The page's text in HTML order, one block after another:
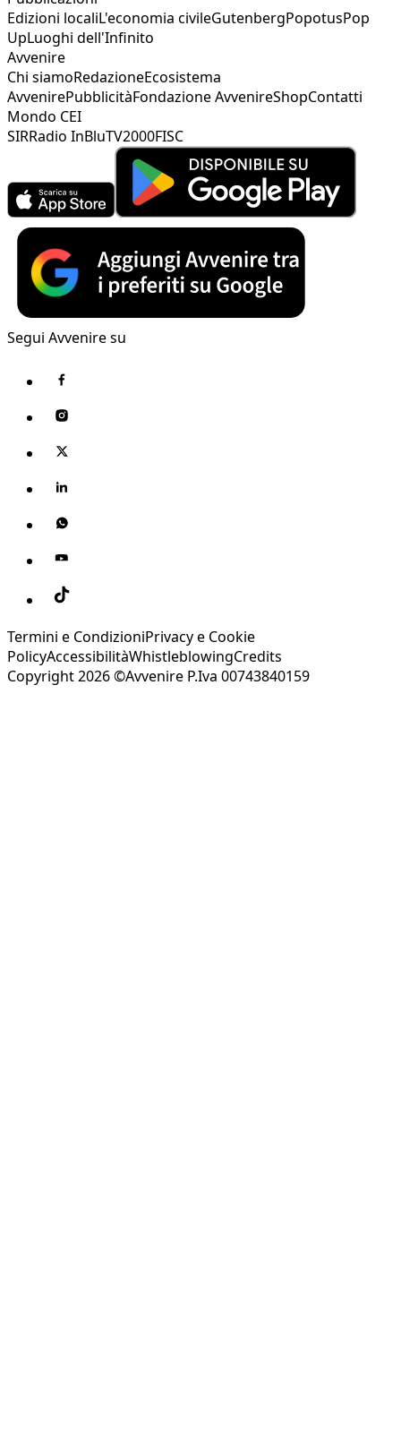
Edizioni localiL'economia civileGutenbergPopotusPop
UpLuoghi dell'Infinito
Avvenire
Chi siamoRedazioneEcosistema
AvvenirePubblicitàFondazione AvvenireShopContatti
Mondo CEI
SIRRadio InBluTV2000FISC
Segui Avvenire su
Termini e CondizioniPrivacy e Cookie
PolicyAccessibilitàWhistleblowingCredits
Copyright 2026 ©Avvenire P.Iva 00743840159